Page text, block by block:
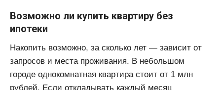
Возможно ли купить квартиру без
ипотеки
Накопить возможно, за сколько лет — зависит от
запросов и места проживания. В небольшом
городе однокомнатная квартира стоит от 1 млн
рублей. Если откладывать каждый месяц